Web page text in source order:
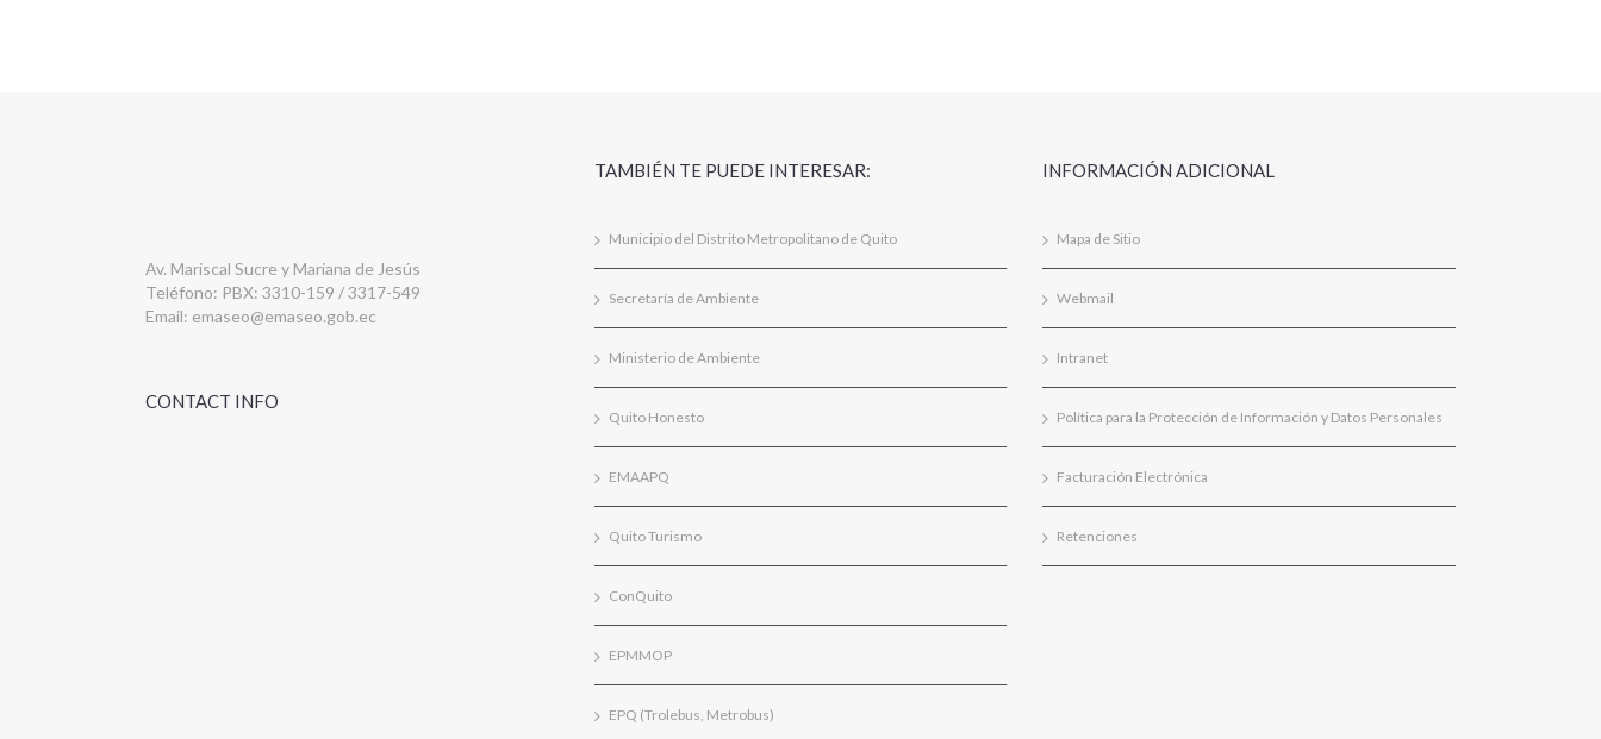
Av. Mariscal Sucre y Mariana de Jesús
Teléfono: PBX: 3310-159 / 3317-549
Email: emaseo@emaseo.gob.ec
CONTACT INFO
TAMBIÉN TE PUEDE INTERESAR:
Municipio del Distrito Metropolitano de Quito
Secretaría de Ambiente
Ministerio de Ambiente
Quito Honesto
EMAAPQ
Quito Turismo
ConQuito
EPMMOP
EPQ (Trolebus, Metrobus)
INFORMACIÓN ADICIONAL
Mapa de Sitio
Webmail
Intranet
Política para la Protección de Información y Datos Personales
Facturación Electrónica
Retenciones